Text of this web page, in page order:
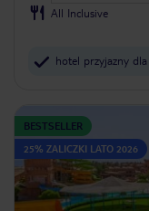
All Inclusive
hotel przyjazny
BESTSELLER
25% ZALICZKI LATO 2026